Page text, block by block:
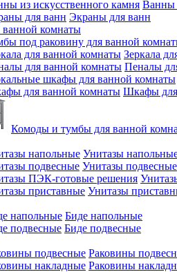
Ванны
Экраны для ванн
ванной комнаты
Зеркала
Пеналы
Шкафы
Комоды и тумбы для ванной
Унитазы
Унитазы подвесные
Унитазы
Биде напольные
Биде подвесные
Раковины
Раковины